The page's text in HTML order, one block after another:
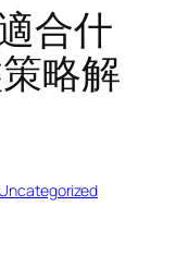
合什
略解
Uncategorized